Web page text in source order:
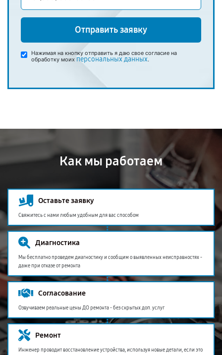
Отправить заявку
Нажимая на кнопку отправить я даю свое согласие на
обработку моих персональных данных.
Как мы работаем
Оставьте заявку
Свяжитесь с нами любым удобным для вас способом
Диагностика
Мы бесплатно проведем диагностику и сообщим о выявленных неисправностях -
даже при отказе от ремонта
Согласование
Озвучиваем реальные цены ДО ремонта - без скрытых доп. услуг
Ремонт
Инженер проводит восстановление устройства, используя новые детали, если это